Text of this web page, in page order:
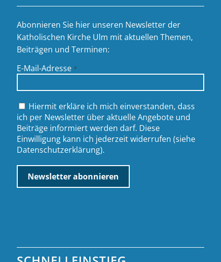
Abonnieren Sie hier unseren Newsletter der
Katholischen Kirche Ulm mit aktuellen Themen,
Beiträgen und Terminen:
E-Mail-Adresse *
Hiermit erkläre ich mich einverstanden, dass
ich per Newsletter über aktuelle Angebote und
Beiträge informiert werden darf. Diese
Einwilligung kann ich jederzeit widerrufen (siehe
Datenschutzerklärung).